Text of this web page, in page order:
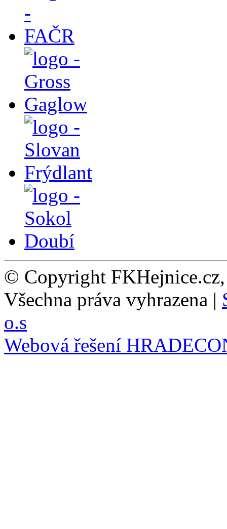
© Copyright
Všechna práva vyhrazena |
o.s
Webová řešení